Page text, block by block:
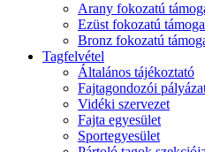
Arany fokozatú
Ezüst fokozatú
Bronz fokozatú
Tagfelvétel
Általános tájékoztató
Fajtagondozói
Vidéki szervezet
Fajta egyesület
Sportegyesület